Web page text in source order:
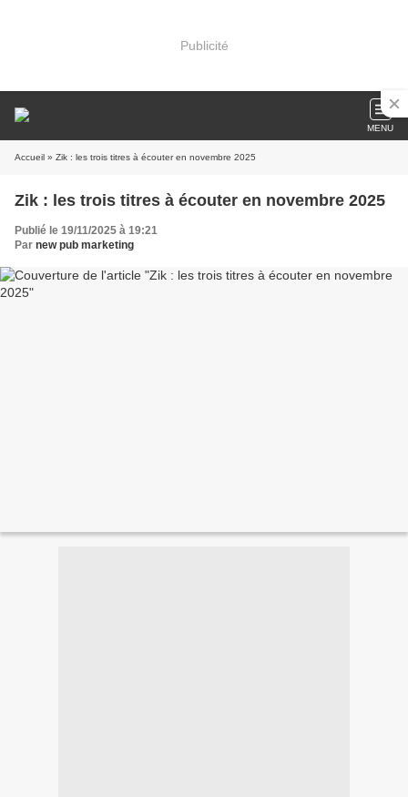
Publicité
MENU
Accueil » Zik : les trois titres à écouter en novembre 2025
Zik : les trois titres à écouter en novembre 2025
Publié le 19/11/2025 à 19:21
Par new pub marketing